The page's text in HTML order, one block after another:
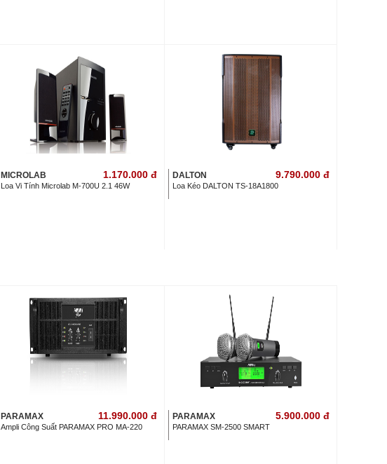
MICROLAB 1.170.000 đ
Loa Vi Tính Microlab M-700U 2.1 46W
DALTON 9.790.000 đ
Loa Kéo DALTON TS-18A1800
PARAMAX 11.990.000 đ
Ampli Công Suất PARAMAX PRO MA-220
PARAMAX 5.900.000 đ
PARAMAX SM-2500 SMART